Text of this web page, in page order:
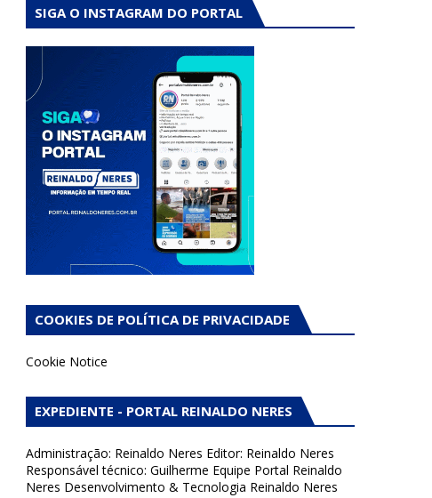
SIGA O INSTAGRAM DO PORTAL
COOKIES DE POLÍTICA DE PRIVACIDADE
Cookie Notice
EXPEDIENTE - PORTAL REINALDO NERES
Administração: Reinaldo Neres Editor: Reinaldo Neres
Responsável técnico: Guilherme Equipe Portal Reinaldo
Neres Desenvolvimento & Tecnologia Reinaldo Neres